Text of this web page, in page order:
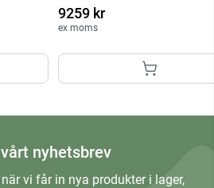
9259 kr
ex moms
nyhetsbrev
vi får in nya produkter i lager,